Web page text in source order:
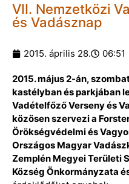
VII. Nemzetközi
és Vadásznap
2015. április 28. 06:51
2015. május 2-án,
kastélyban és parkjában
Vadételfőző Verseny és
közösen szervezi a
Örökségvédelmi és
Országos Magyar
Zemplén Megyei Területi
Község Önkormányzata